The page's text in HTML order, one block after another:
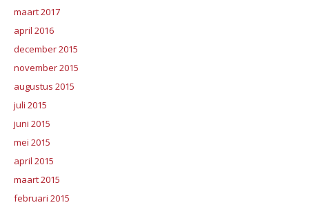
maart 2017
april 2016
december 2015
november 2015
augustus 2015
juli 2015
juni 2015
mei 2015
april 2015
maart 2015
februari 2015